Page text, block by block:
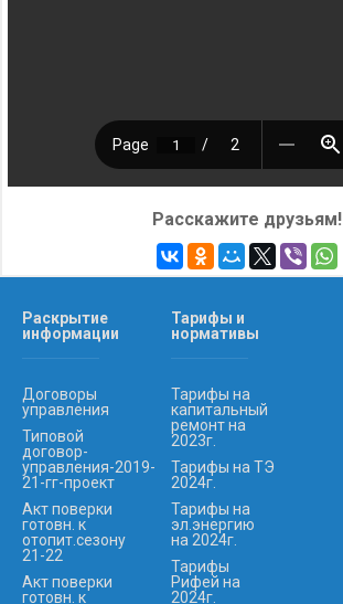
Расскажите друзьям!
Раскрытие
информации
Договоры
управления
Типовой
договор-
управления-2019-
21-гг-проект
Акт поверки
готовн. к
отопит.сезону
21-22
Акт поверки
готовн. к
Тарифы и
нормативы
Тарифы на
капитальный
ремонт на
2023г.
Тарифы на ТЭ
2024г.
Тарифы на
эл.энергию
на 2024г.
Тарифы
Рифей на
2024г.